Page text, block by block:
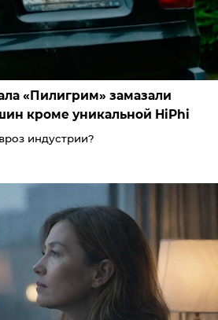
«Пилигрим» замазали
кроме уникальной HiPhi
индустрии?